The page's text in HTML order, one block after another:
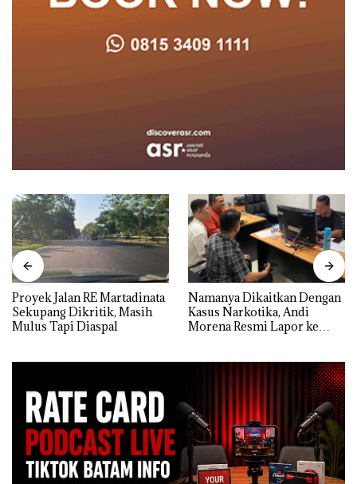
Proyek Jalan RE Martadinata
Sekupang Dikritik, Masih
Mulus Tapi Diaspal
Namanya Dikaitkan Dengan
Kasus Narkotika, Andi
Morena Resmi Lapor ke